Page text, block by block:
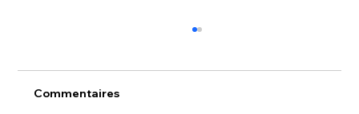
Commentaires